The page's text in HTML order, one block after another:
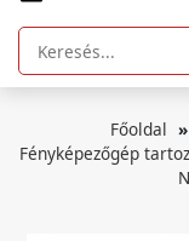
Főoldal
Fényképezőgép